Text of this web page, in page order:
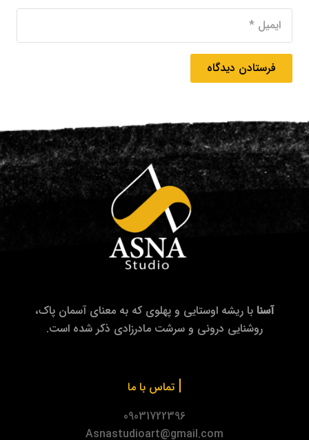
فرستادن دیدگاه
آسنا با ریشه اوستایی و پهلوی که به معنای آسمان پاک،
روشنایی درونی و سرشت مادرزادی ذکر شده است.
| تماس با ما
09031722396
Asnastudioart@gmail.com